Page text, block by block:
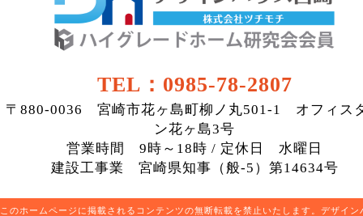
TEL：0985-78-2807
〒880-0036 宮崎市花ヶ島町柳ノ丸501-1 オフィス
ン花ヶ島3号
営業時間 9時～18時 / 定休日 水曜日
建設工事業 宮崎県知事（般-5）第14634号
このホームページに掲載されるコンテンツの無断転載を禁止いたします。デザイン